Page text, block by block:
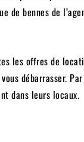
bennes de
les offres de
débarrasser.
dans leurs locaux.